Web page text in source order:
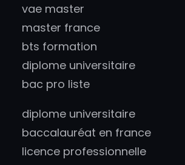
vae master
master france
bts formation
diplome universitaire
bac pro liste
diplome universitaire
baccalauréat en france
licence professionnelle